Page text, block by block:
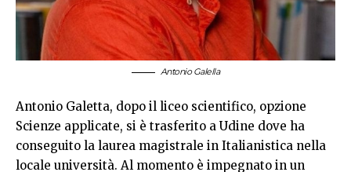
Antonio Galella
Antonio Galetta, dopo il liceo scientifico, opzione
Scienze applicate, si è trasferito a Udine dove ha
conseguito la laurea magistrale in Italianistica nella
locale università. Al momento è impegnato in un